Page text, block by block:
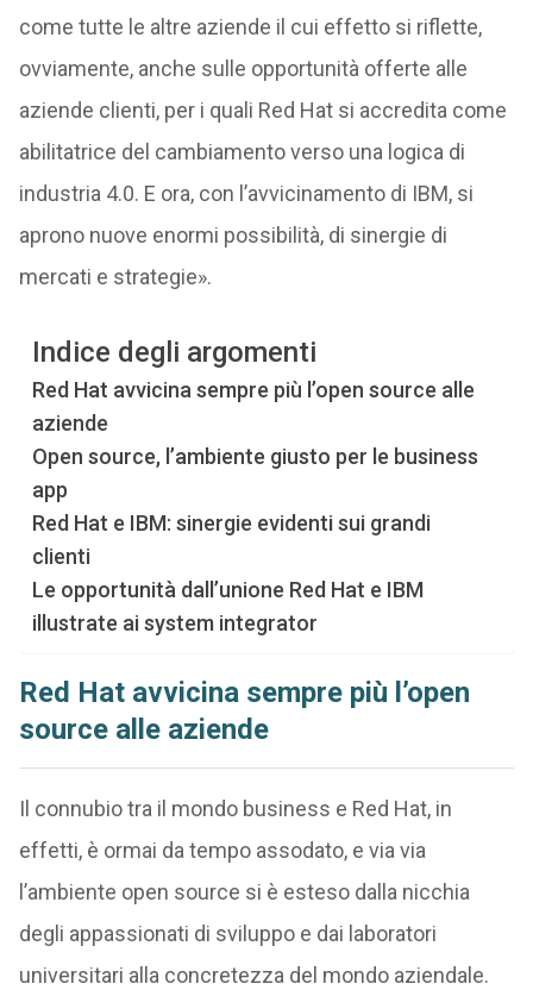
come tutte le altre aziende il cui effetto si riflette,
ovviamente, anche sulle opportunità offerte alle
aziende clienti, per i quali Red Hat si accredita come
abilitatrice del cambiamento verso una logica di
industria 4.0. E ora, con l’avvicinamento di IBM, si
aprono nuove enormi possibilità, di sinergie di
mercati e strategie».
Indice degli argomenti
Red Hat avvicina sempre più l’open source alle
aziende
Open source, l’ambiente giusto per le business
app
Red Hat e IBM: sinergie evidenti sui grandi
clienti
Le opportunità dall’unione Red Hat e IBM
illustrate ai system integrator
Red Hat avvicina sempre più l’open
source alle aziende
Il connubio tra il mondo business e Red Hat, in
effetti, è ormai da tempo assodato, e via via
l’ambiente open source si è esteso dalla nicchia
degli appassionati di sviluppo e dai laboratori
universitari alla concretezza del mondo aziendale.